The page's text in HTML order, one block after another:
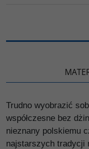
Trudno wyobrazić
współczesne bez
nieznany polskiemu
najstarszych tradycji